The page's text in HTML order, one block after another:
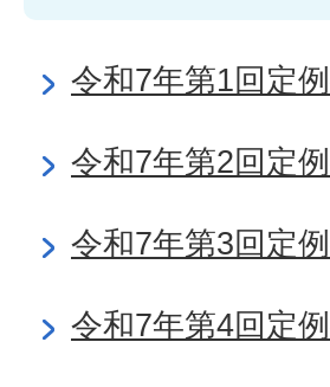
令和7年第1回定
令和7年第2回定
令和7年第3回定
令和7年第4回定